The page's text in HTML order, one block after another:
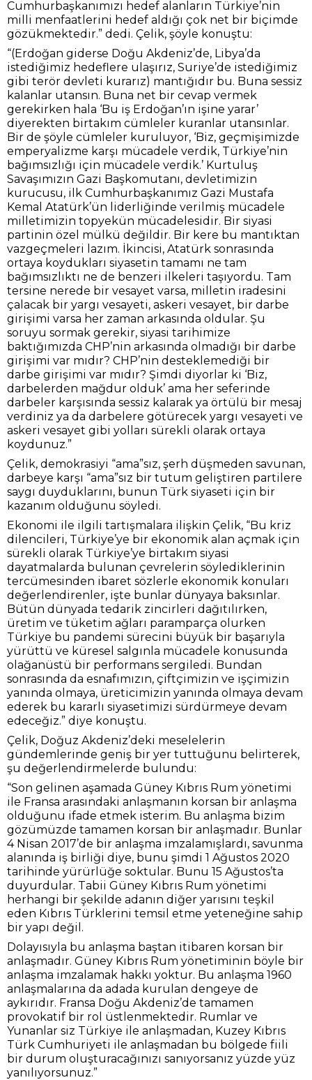
Cumhurbaşkanımızı hedef alanların Türkiye’nin
milli menfaatlerini hedef aldığı çok net bir biçimde
gözükmektedir.” dedi. Çelik, şöyle konuştu:
“(Erdoğan giderse Doğu Akdeniz’de, Libya’da
istediğimiz hedeflere ulaşırız, Suriye’de istediğimiz
gibi terör devleti kurarız) mantığıdır bu. Buna sessiz
kalanlar utansın. Buna net bir cevap vermek
gerekirken hala ‘Bu iş Erdoğan’ın işine yarar’
diyerekten birtakım cümleler kuranlar utansınlar.
Bir de şöyle cümleler kuruluyor, ‘Biz, geçmişimizde
emperyalizme karşı mücadele verdik, Türkiye’nin
bağımsızlığı için mücadele verdik.’ Kurtuluş
Savaşımızın Gazi Başkomutanı, devletimizin
kurucusu, ilk Cumhurbaşkanımız Gazi Mustafa
Kemal Atatürk’ün liderliğinde verilmiş mücadele
milletimizin topyekün mücadelesidir. Bir siyasi
partinin özel mülkü değildir. Bir kere bu mantıktan
vazgeçmeleri lazım. İkincisi, Atatürk sonrasında
ortaya koydukları siyasetin tamamı ne tam
bağımsızlıktı ne de benzeri ilkeleri taşıyordu. Tam
tersine nerede bir vesayet varsa, milletin iradesini
çalacak bir yargı vesayeti, askeri vesayet, bir darbe
girişimi varsa her zaman arkasında oldular. Şu
soruyu sormak gerekir, siyasi tarihimize
baktığımızda CHP’nin arkasında olmadığı bir darbe
girişimi var mıdır? CHP’nin desteklemediği bir
darbe girişimi var mıdır? Şimdi diyorlar ki ‘Biz,
darbelerden mağdur olduk’ ama her seferinde
darbeler karşısında sessiz kalarak ya örtülü bir mesaj
verdiniz ya da darbelere götürecek yargı vesayeti ve
askeri vesayet gibi yolları sürekli olarak ortaya
koydunuz.”
Çelik, demokrasiyi “ama”sız, şerh düşmeden savunan,
darbeye karşı “ama”sız bir tutum geliştiren partilere
saygı duyduklarını, bunun Türk siyaseti için bir
kazanım olduğunu söyledi.
Ekonomi ile ilgili tartışmalara ilişkin Çelik, “Bu kriz
dilencileri, Türkiye’ye bir ekonomik alan açmak için
sürekli olarak Türkiye’ye birtakım siyasi
dayatmalarda bulunan çevrelerin söylediklerinin
tercümesinden ibaret sözlerle ekonomik konuları
değerlendirenler, işte bunlar dünyaya baksınlar.
Bütün dünyada tedarik zincirleri dağıtılırken,
üretim ve tüketim ağları paramparça olurken
Türkiye bu pandemi sürecini büyük bir başarıyla
yürüttü ve küresel salgınla mücadele konusunda
olağanüstü bir performans sergiledi. Bundan
sonrasında da esnafımızın, çiftçimizin ve işçimizin
yanında olmaya, üreticimizin yanında olmaya devam
ederek bu kararlı siyasetimizi sürdürmeye devam
edeceğiz.” diye konuştu.
Çelik, Doğuz Akdeniz’deki meselelerin
gündemlerinde geniş bir yer tuttuğunu belirterek,
şu değerlendirmelerde bulundu:
“Son gelinen aşamada Güney Kıbrıs Rum yönetimi
ile Fransa arasındaki anlaşmanın korsan bir anlaşma
olduğunu ifade etmek isterim. Bu anlaşma bizim
gözümüzde tamamen korsan bir anlaşmadır. Bunlar
4 Nisan 2017’de bir anlaşma imzalamışlardı, savunma
alanında iş birliği diye, bunu şimdi 1 Ağustos 2020
tarihinde yürürlüğe soktular. Bunu 15 Ağustos’ta
duyurdular. Tabii Güney Kıbrıs Rum yönetimi
herhangi bir şekilde adanın diğer yarısını teşkil
eden Kıbrıs Türklerini temsil etme yeteneğine sahip
bir yapı değil.
Dolayısıyla bu anlaşma baştan itibaren korsan bir
anlaşmadır. Güney Kıbrıs Rum yönetiminin böyle bir
anlaşma imzalamak hakkı yoktur. Bu anlaşma 1960
anlaşmalarına da adada kurulan dengeye de
aykırıdır. Fransa Doğu Akdeniz’de tamamen
provokatif bir rol üstlenmektedir. Rumlar ve
Yunanlar siz Türkiye ile anlaşmadan, Kuzey Kıbrıs
Türk Cumhuriyeti ile anlaşmadan bu bölgede fiili
bir durum oluşturacağınızı sanıyorsanız yüzde yüz
yanılıyorsunuz.”